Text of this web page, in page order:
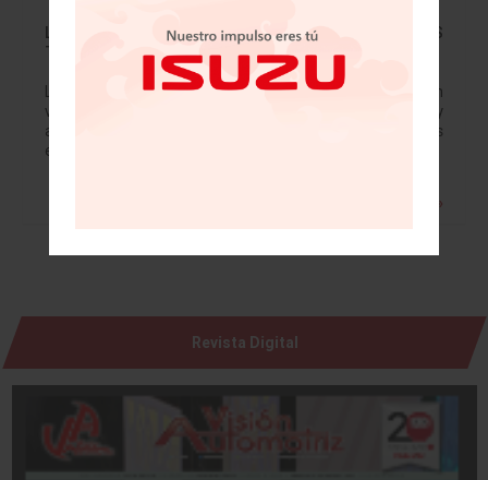
LLEGA LA TERCER EDICIÓN DE HOT WHEELS LEGENDS
TOUR A MÉXICO
La marca del juguete más vendido del mundo busca un
vehículo customizado a escala real con espíritu propio y
autenticidad digno de convertirse en un Hot Wheels
escala 1:64 y…
Leer más »
Revista Digital